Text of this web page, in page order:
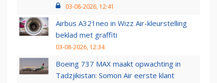
03-08-2026, 12:41
Airbus A321neo in Wizz Air-kleurstelling
beklad met graffiti
03-08-2026, 12:34
Boeing 737 MAX maakt opwachting in
Tadzjikistan: Somon Air eerste klant